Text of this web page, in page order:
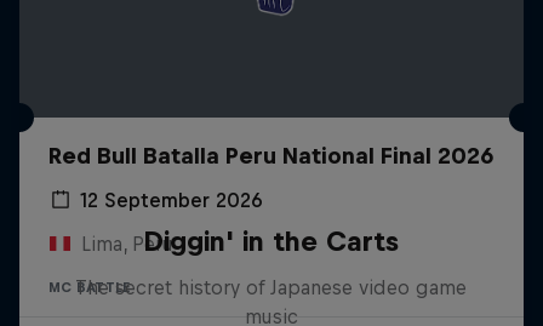
Red Bull Batalla Peru National Final 2026
12 September 2026
Lima, Peru
MC BATTLE
Diggin' in the Carts
The secret history of Japanese video game
music